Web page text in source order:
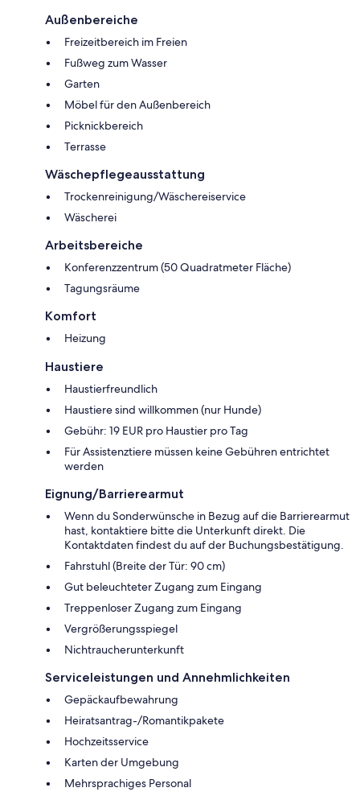
Außenbereiche
Freizeitbereich im Freien
Fußweg zum Wasser
Garten
Möbel für den Außenbereich
Picknickbereich
Terrasse
Wäschepflegeausstattung
Trockenreinigung/Wäschereiservice
Wäscherei
Arbeitsbereiche
Konferenzzentrum (50 Quadratmeter Fläche)
Tagungsräume
Komfort
Heizung
Haustiere
Haustierfreundlich
Haustiere sind willkommen (nur Hunde)
Gebühr: 19 EUR pro Haustier pro Tag
Für Assistenztiere müssen keine Gebühren entrichtet
werden
Eignung/Barrierearmut
Wenn du Sonderwünsche in Bezug auf die Barrierearmut
hast, kontaktiere bitte die Unterkunft direkt. Die
Kontaktdaten findest du auf der Buchungsbestätigung.
Fahrstuhl (Breite der Tür: 90 cm)
Gut beleuchteter Zugang zum Eingang
Treppenloser Zugang zum Eingang
Vergrößerungsspiegel
Nichtraucherunterkunft
Serviceleistungen und Annehmlichkeiten
Gepäckaufbewahrung
Heiratsantrag-/Romantikpakete
Hochzeitsservice
Karten der Umgebung
Mehrsprachiges Personal